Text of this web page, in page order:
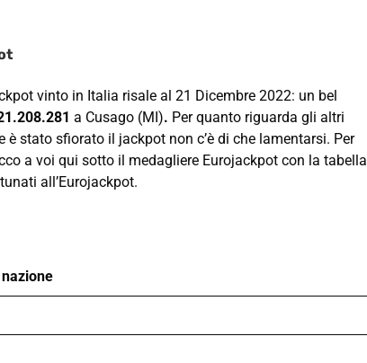
vinto in Italia risale al 21 Dicembre 2022: un bel
a Cusago (MI). Per quanto riguarda gli altri
stato sfiorato il jackpot non c’è di che lamentarsi. Per
a voi qui sotto il medagliere Eurojackpot con la tabella
all’Eurojackpot.